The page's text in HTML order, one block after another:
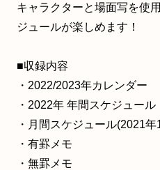
キャラクターと場面写を使
ジュールが楽しめます！
■収録内容
・2022/2023年カレンダー
・2022年 年間スケジュール
・月間スケジュール(2021
・有罫メモ
・無罫メモ